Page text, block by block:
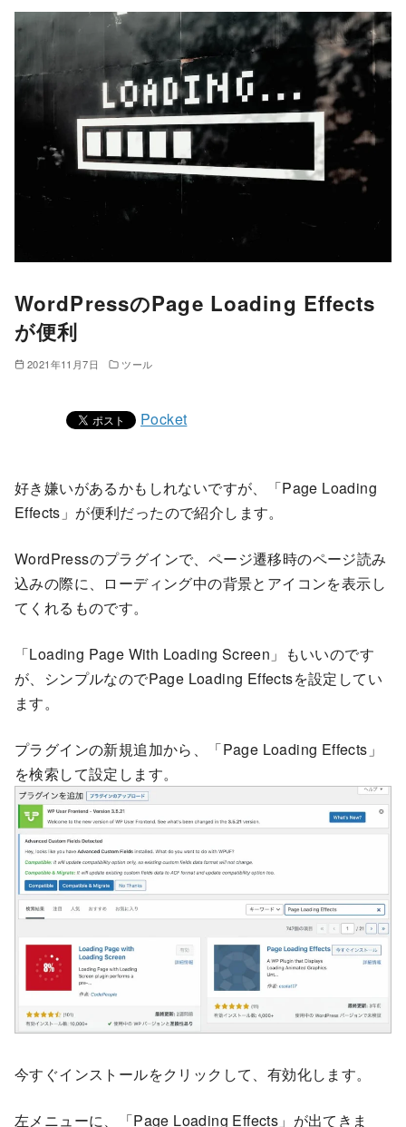
WordPressのPage Loading Effects
が便利
2021年11月7日 ツール
Pocket
好き嫌いがあるかもしれないですが、「Page Loading
Effects」が便利だったので紹介します。
WordPressのプラグインで、ページ遷移時のページ読み
込みの際に、ローディング中の背景とアイコンを表示し
てくれるものです。
「Loading Page With Loading Screen」もいいのです
が、シンプルなのでPage Loading Effectsを設定してい
ます。
プラグインの新規追加から、「Page Loading Effects」
を検索して設定します。
今すぐインストールをクリックして、有効化します。
左メニューに、「Page Loading Effects」が出てきま